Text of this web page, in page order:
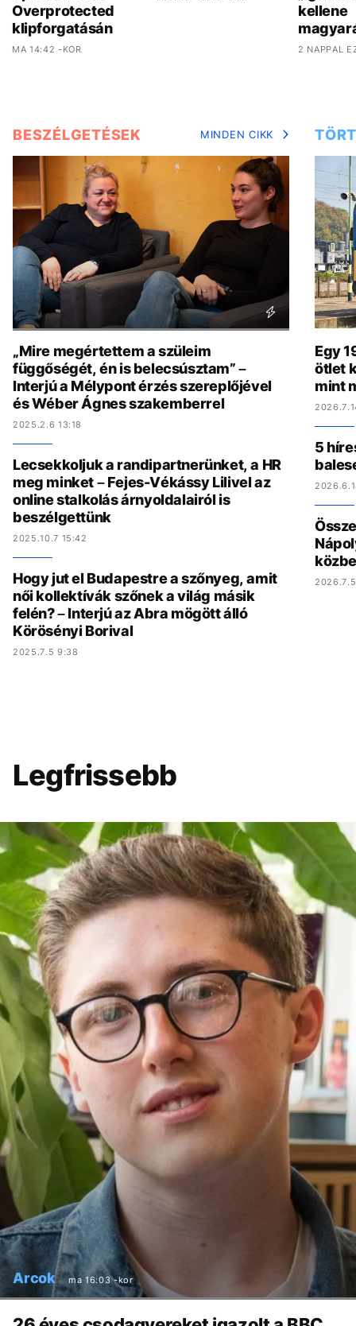
Overprotected
klipforgatásán
MA 14:42 -KOR
kellene
2 NAPPAL
BESZÉLGETÉSEK MINDEN CIKK
„Mire megértettem a szüleim
függőségét, én is belecsúsztam” –
Interjú a Mélypont érzés szereplőjével
és Wéber Ágnes szakemberrel
2025.2.6 13:18
Lecsekkoljuk a randipartnerünket, a HR
meg minket – Fejes-Vékássy Lilivel az
online stalkolás árnyoldalairól is
beszélgettünk
2025.10.7 15:42
Hogy jut el Budapestre a szőnyeg, amit
női kollektívák szőnek a világ másik
felén? – Interjú az Abra mögött álló
Körösényi Borival
2025.7.5 9:38
Egy
ötlet
mint
5
Legfrissebb
Arcok ma 16:03 -kor